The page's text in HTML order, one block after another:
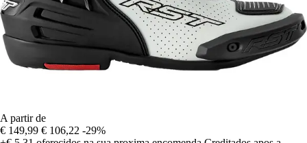
A partir de
€ 149,99 € 106,22 -29%